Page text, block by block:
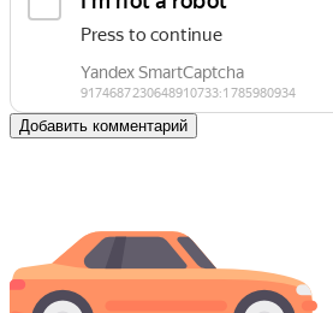
Добавить комментарий